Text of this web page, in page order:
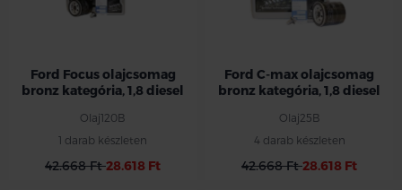
Ford Focus olajcsomag
bronz kategória, 1,8 diesel
Olaj120B
1 darab készleten
42.668 Ft28.618 Ft
Ford C-max olajcsomag
bronz kategória, 1,8 diesel
Olaj25B
4 darab készleten
42.668 Ft28.618 Ft